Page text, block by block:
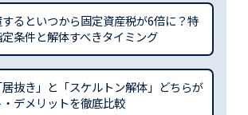
るといつから固定資産税が6倍に？特
条件と解体すべきタイミング
抜き」と「スケルトン解体」どちらが
デメリットを徹底比較